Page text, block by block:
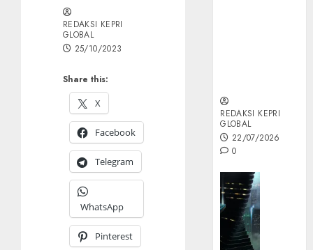
Share this:
X
Facebook
Telegram
WhatsApp
Pinterest
REDAKSI KEPRI
GLOBAL
25/10/2023
REDAKSI KEPRI
GLOBAL
22/07/2026
0